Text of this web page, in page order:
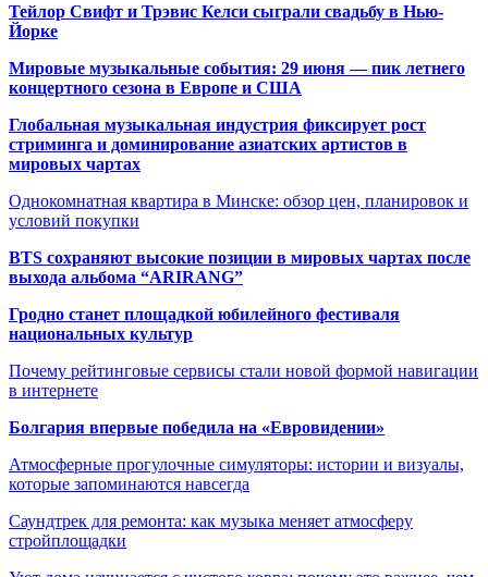
Тейлор Свифт и Трэвис Келси сыграли свадьбу в Нью-
Йорке
Мировые музыкальные события: 29 июня — пик летнего
концертного сезона в Европе и США
Глобальная музыкальная индустрия фиксирует рост
стриминга и доминирование азиатских артистов в
мировых чартах
Однокомнатная квартира в Минске: обзор цен, планировок и
условий покупки
BTS сохраняют высокие позиции в мировых чартах после
выхода альбома “ARIRANG”
Гродно станет площадкой юбилейного фестиваля
национальных культур
Почему рейтинговые сервисы стали новой формой навигации
в интернете
Болгария впервые победила на «Евровидении»
Атмосферные прогулочные симуляторы: истории и визуалы,
которые запоминаются навсегда
Саундтрек для ремонта: как музыка меняет атмосферу
стройплощадки